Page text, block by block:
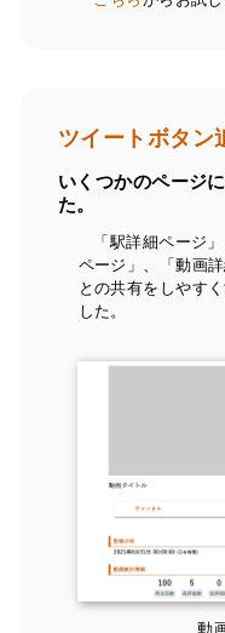
ツイートボタン
いくつかのページ
た。
「駅詳細ページ
ページ」、「動画
との共有をしやす
した。
動